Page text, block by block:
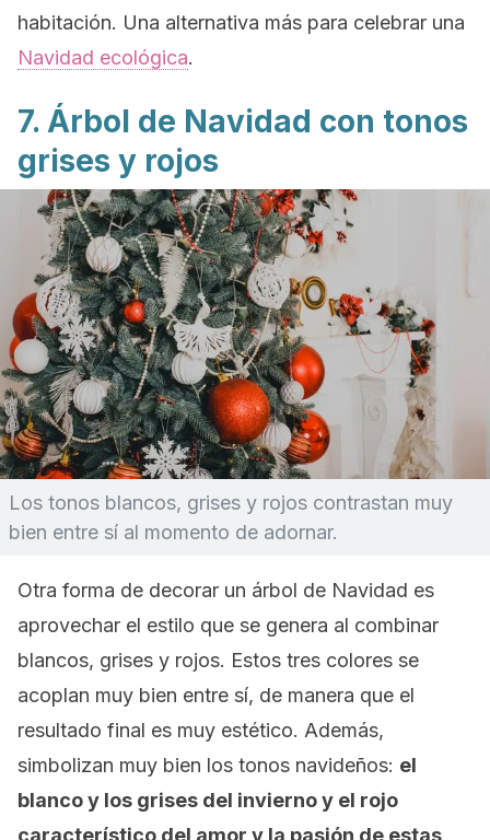
habitación. Una alternativa más para celebrar una
Navidad ecológica.
7. Árbol de Navidad con tonos
grises y rojos
Los tonos blancos, grises y rojos contrastan muy
bien entre sí al momento de adornar.
Otra forma de decorar un árbol de Navidad es
aprovechar el estilo que se genera al combinar
blancos, grises y rojos. Estos tres colores se
acoplan muy bien entre sí, de manera que el
resultado final es muy estético. Además,
simbolizan muy bien los tonos navideños: el
blanco y los grises del invierno y el rojo
característico del amor y la pasión de estas